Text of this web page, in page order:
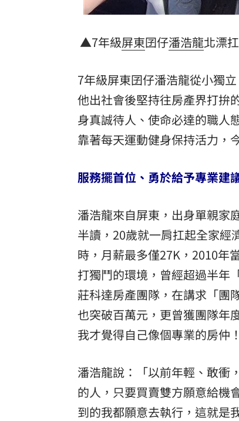
▲7年級屏東囝仔潘浩龍北漂
7年級屏東囝仔潘浩龍從小獨
他出社會後堅持往房產界打拚
身真誠待人、使命必達的職人
靠著每天運動健身保持活力，
服務擺首位、勇於給予專業
潘浩龍來自屏東，出身單親家
半讀，20歲就一肩扛起全家經
時，月薪最多僅27K，2010年
打獨鬥的環境，曾經超過半年
莊科達房產團隊，在講求「團
也突破百萬元，更曾獲團隊年
我才覺得自己像個專業的房仲！
潘浩龍說：「以前年輕、敢衝
的人，只要買賣雙方願意給機
到的我都願意去執行，這就是